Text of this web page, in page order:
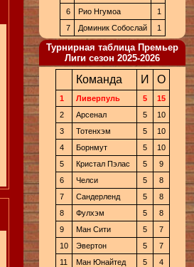
6
Рио Нгумоа
1
7
Доминик Собослай 1
Турнирная таблица Премьер
Лиги сезон 2025-2026
Команда И О
1 Ливерпуль 5
15
2
Арсенал 5
10
3
Тотенхэм 5
10
4
Борнмут 5
10
5
Кристал Пэлас 5
9
6
Челси 5
8
7
Сандерленд 5
8
8
Фулхэм 5
8
9
Ман Сити 5
7
10
Эвертон 5
7
11
Ман Юнайтед 5
4